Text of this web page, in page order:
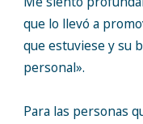
que lo llevó a
que estuviese y su
personal».
Para las personas